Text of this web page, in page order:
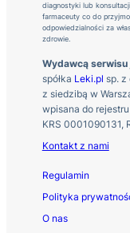
diagnostyki lub
farmaceuty co do
odpowiedzialności za
zdrowie.
Wydawcą serwisu
spółka Leki.pl sp. z
z siedzibą w
wpisana do
KRS 0001090131,
Kontakt z nami
Regulamin
Polityka
O nas